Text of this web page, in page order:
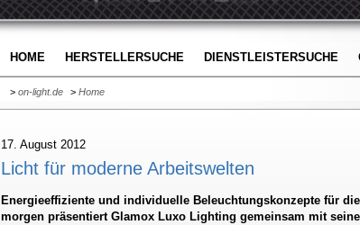
HOME HERSTELLERSUCHE DIENSTLEISTERSUCHE
> on-light.de > Home
17. August 2012
Licht für moderne Arbeitswelten
Energieeffiziente und individuelle Beleuchtungskonzepte für
morgen präsentiert Glamox Luxo Lighting gemeinsam mit